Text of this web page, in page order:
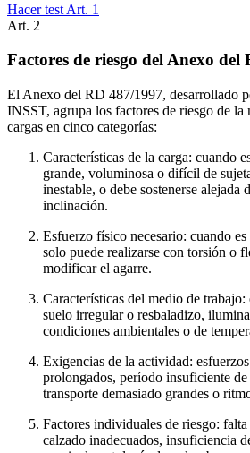
Hacer test Art. 1
Art. 2
Factores de riesgo del Anexo del
El Anexo del RD 487/1997, desarrollado
INSST, agrupa los factores de riesgo de
cargas en cinco categorías:
Características de la carga: cuando
grande, voluminosa o difícil de
inestable, o debe sostenerse
inclinación.
Esfuerzo físico necesario: cuando
solo puede realizarse con torsión o
modificar el agarre.
Características del medio de
suelo irregular o resbaladizo,
condiciones ambientales o de
Exigencias de la actividad:
prolongados, período insuficiente de
transporte demasiado grandes o
Factores individuales de riesgo:
calzado inadecuados, insuficiencia